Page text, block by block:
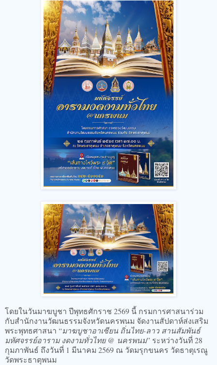
โดยในวันมาฆบูชา ปีพุทธศักราช 2569 นี้ กรมการศาสนาร่วม
กับสำนักงานวัฒนธรรมจังหวัดนครพนม จัดงานสัปดาห์ส่งเสริม
พระพุทธศาสนา “มาฆบูชาอาเซียน ถิ่นไทย-ลาว สานสัมพันธ์
มหัศจรรย์อาราม งดงามทั่วไทย @ นครพนม” ระหว่างวันที่ 28
กุมภาพันธ์ ถึงวันที่ 1 มีนาคม 2569 ณ วัดมรุกขนคร วัดธาตุเรณู
วัดพระธาตุพนม